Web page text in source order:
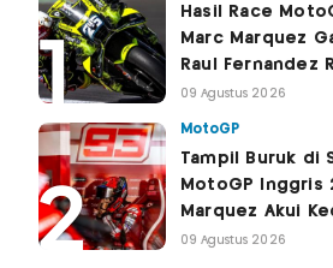
Hasil Race
Marc Marquez
Raul Fernandez
09 Agustus 2026
MotoGP
Tampil Buruk di
MotoGP Inggris
Marquez Akui
09 Agustus 2026